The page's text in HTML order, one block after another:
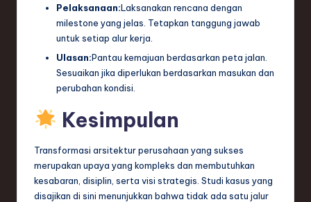
Pelaksanaan:Laksanakan rencana dengan
milestone yang jelas. Tetapkan tanggung jawab
untuk setiap alur kerja.
Ulasan:Pantau kemajuan berdasarkan peta jalan.
Sesuaikan jika diperlukan berdasarkan masukan dan
perubahan kondisi.
Kesimpulan
Transformasi arsitektur perusahaan yang sukses
merupakan upaya yang kompleks dan membutuhkan
kesabaran, disiplin, serta visi strategis. Studi kasus yang
disajikan di sini menunjukkan bahwa tidak ada satu jalur